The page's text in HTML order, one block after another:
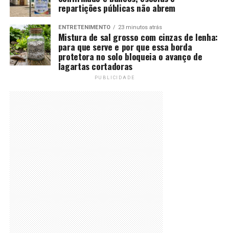
repartições públicas não abrem
ENTRETENIMENTO 23 minutos atrás
Mistura de sal grosso com cinzas de lenha:
para que serve e por que essa borda
protetora no solo bloqueia o avanço de
lagartas cortadoras
PUBLICIDADE